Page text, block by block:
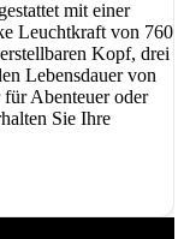
mit einer
Leuchtkraft von 760
Kopf, drei
Lebensdauer von
Abenteuer oder
Sie Ihre